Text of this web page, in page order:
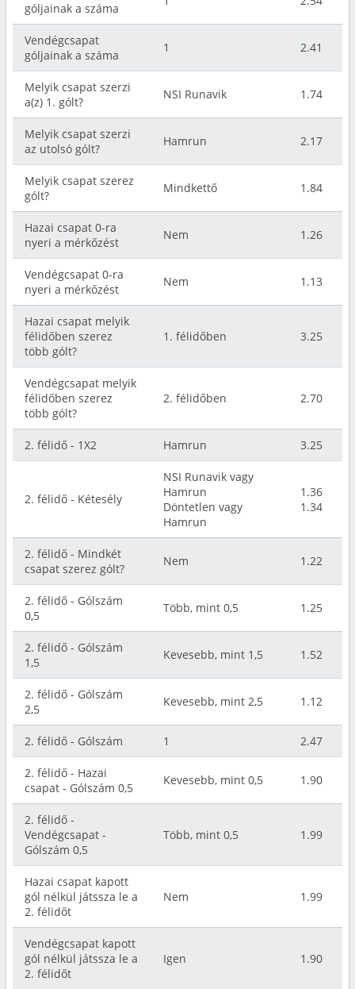
góljainak a száma
Vendégcsapat
góljainak a száma
1 2.41
Melyik csapat szerzi
a(z) 1. gólt?
NSI Runavik 1.74
Melyik csapat szerzi
az utolsó gólt?
Hamrun 2.17
Melyik csapat szerez
gólt?
Mindkettő 1.84
Hazai csapat 0-ra
nyeri a mérkőzést
Nem 1.26
Vendégcsapat 0-ra
nyeri a mérkőzést
Nem 1.13
Hazai csapat melyik
félidőben szerez
több gólt?
1. félidőben 3.25
Vendégcsapat melyik
félidőben szerez
több gólt?
2. félidőben 2.70
2. félidő - 1X2 Hamrun 3.25
2. félidő - Kétesély
NSI Runavik vagy
Hamrun
Döntetlen vagy
Hamrun
1.36
1.34
2. félidő - Mindkét
csapat szerez gólt?
Nem 1.22
2. félidő - Gólszám
0,5
Több, mint 0,5 1.25
2. félidő - Gólszám
1,5
Kevesebb, mint 1,5 1.52
2. félidő - Gólszám
2,5
Kevesebb, mint 2,5 1.12
2. félidő - Gólszám 1 2.47
2. félidő - Hazai
csapat - Gólszám 0,5
Kevesebb, mint 0,5 1.90
2. félidő -
Vendégcsapat -
Gólszám 0,5
Több, mint 0,5 1.99
Hazai csapat kapott
gól nélkül játssza le a
2. félidőt
Nem 1.99
Vendégcsapat kapott
gól nélkül játssza le a
2. félidőt
Igen 1.90